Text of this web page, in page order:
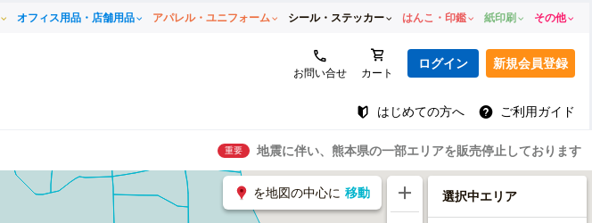
オフィス用品・店舗用品 アパレル・ユニフォーム シール・ステッカー はんこ・印鑑 紙印刷 その他
お問い合せ カート
ログイン 新規会員登録
はじめての方へ ご利用ガイド
重要 地震に伴い、熊本県の一部エリアを販売停止しております
を地図の中心に 移動 選択中エリア